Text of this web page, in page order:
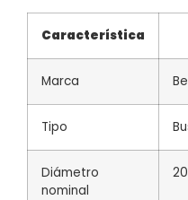
Característica
Marca
Tipo
Diámetro
nominal